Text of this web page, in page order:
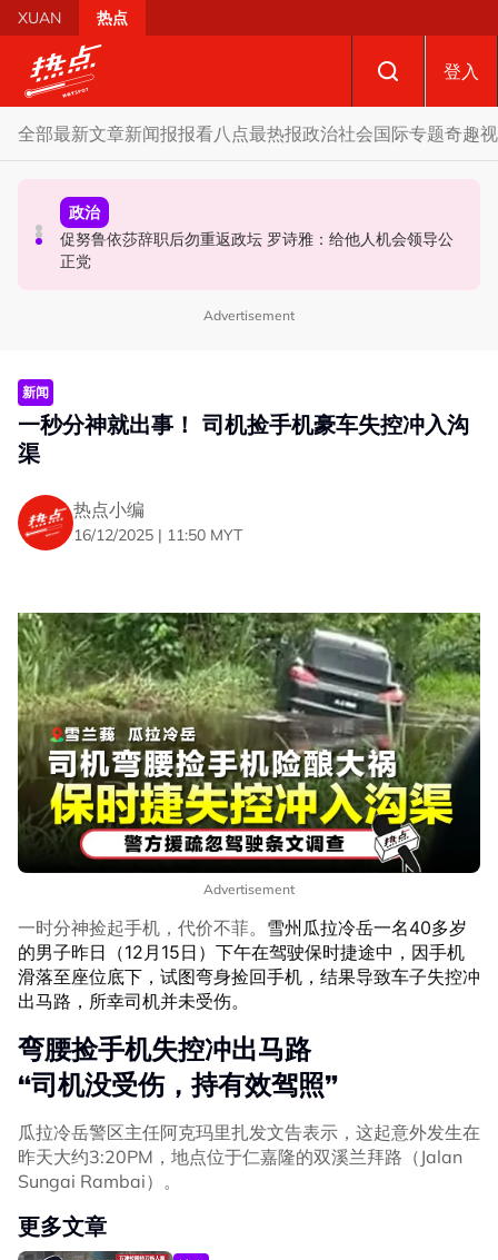
Skip to main content
XUAN 热点
登入
全部最新文章新闻报报看八点最热报政治社会国际专题奇趣
政治
炮轰哈迪不了解章程 阿兹敏：国盟无“自动退盟”规定
政治
促努鲁依莎辞职后勿重返政坛 罗诗雅：给他人机会领导公
正党
国际
泰校园枪击案酿8师生亡 枪手疑遭长期遭霸凌成导火索
Advertisement
新闻
一秒分神就出事！ 司机捡手机豪车失控冲入沟
渠
热点小编
16/12/2025 | 11:50 MYT
Advertisement
一时分神捡起手机，代价不菲。 雪州瓜拉冷岳一名40多岁
的男子昨日（12月15日）下午在驾驶保时捷途中，因手机
滑落至座位底下，试图弯身捡回手机，结果导致车子失控冲
出马路，所幸司机并未受伤。
弯腰捡手机失控冲出马路
“司机没受伤，持有效驾照”
瓜拉冷岳警区主任阿克玛里扎发文告表示，这起意外发生在
昨天大约3:20PM，地点位于仁嘉隆的双溪兰拜路（Jalan
Sungai Rambai）。
更多文章